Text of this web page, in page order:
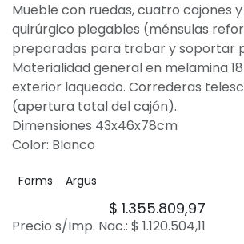
Mueble con ruedas, cuatro cajones
quirúrgico plegables (ménsulas
preparadas para trabar y soportar
Materialidad general en melamina
exterior laqueado. Correderas
(apertura total del cajón).
Dimensiones 43x46x78cm
Color: Blanco
Forms Argus
$ 1.355.809,97
Precio s/Imp. Nac.: $ 1.120.504,11